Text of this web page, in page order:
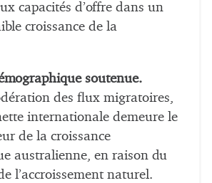
capacités d’offre dans un
croissance de la
soutenue.
des flux migratoires,
internationale demeure le
de la croissance
australienne, en raison du
l’accroissement naturel.